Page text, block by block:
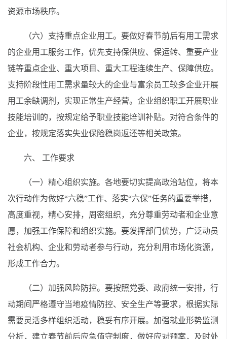
资源市场秩序。
（六）支持重点企业用工。要做好春节前后有用工需求
的企业用工服务工作，优先支持保供应、保运转、重要产业
链等重点企业、重大项目、重大工程连续生产、保障供应。
支持阶段性用工需求量较大的企业与富余员工较多企业开展
用工余缺调剂，实现正常生产经营。企业组织职工开展职业
技能培训的，按规定给予职业技能培训补贴。对符合条件的
企业，按规定落实失业保险稳岗返还等相关政策。
六、 工作要求
（一）精心组织实施。各地要切实提高政治站位，将本
次行动作为做好“六稳”工作、落实“六保”任务的重要举措，
高度重视，精心安排，周密组织，充分尊重劳动者和企业意
愿，加强工作保障和组织实施。要发挥部门优势，广泛动员
社会机构、企业和劳动者参与行动，充分利用市场化资源，
形成工作合力。
（二）加强风险防控。要按照党委、政府统一安排，行
动期间严格遵守当地疫情防控、安全生产等要求，根据实际
需要灵活多样组织活动，稳妥有序开展。加强就业形势监测
分析，建立春节前后应急值守制度，做好应对预案，及时处